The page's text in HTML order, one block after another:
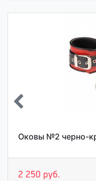
Оковы №2 черно-
2 250 руб.